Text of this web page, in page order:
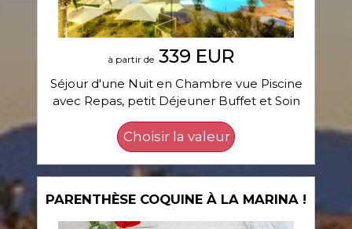
à partir de 339 EUR
Séjour d'une Nuit en Chambre vue Piscine
avec Repas, petit Déjeuner Buffet et Soin
PARENTHÈSE COQUINE À LA MARINA !